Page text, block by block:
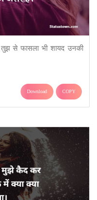
तुझ से फासला भी शायद उनकी
Download COPY